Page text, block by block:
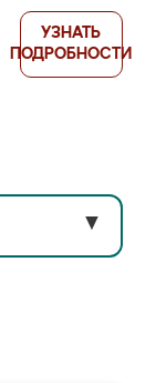
УЗНАТЬ
ПОДРОБНОСТИ
▼